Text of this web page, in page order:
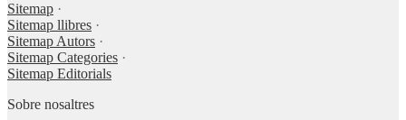
Sitemap ·
Sitemap llibres ·
Sitemap Autors ·
Sitemap Categories ·
Sitemap Editorials
Sobre nosaltres